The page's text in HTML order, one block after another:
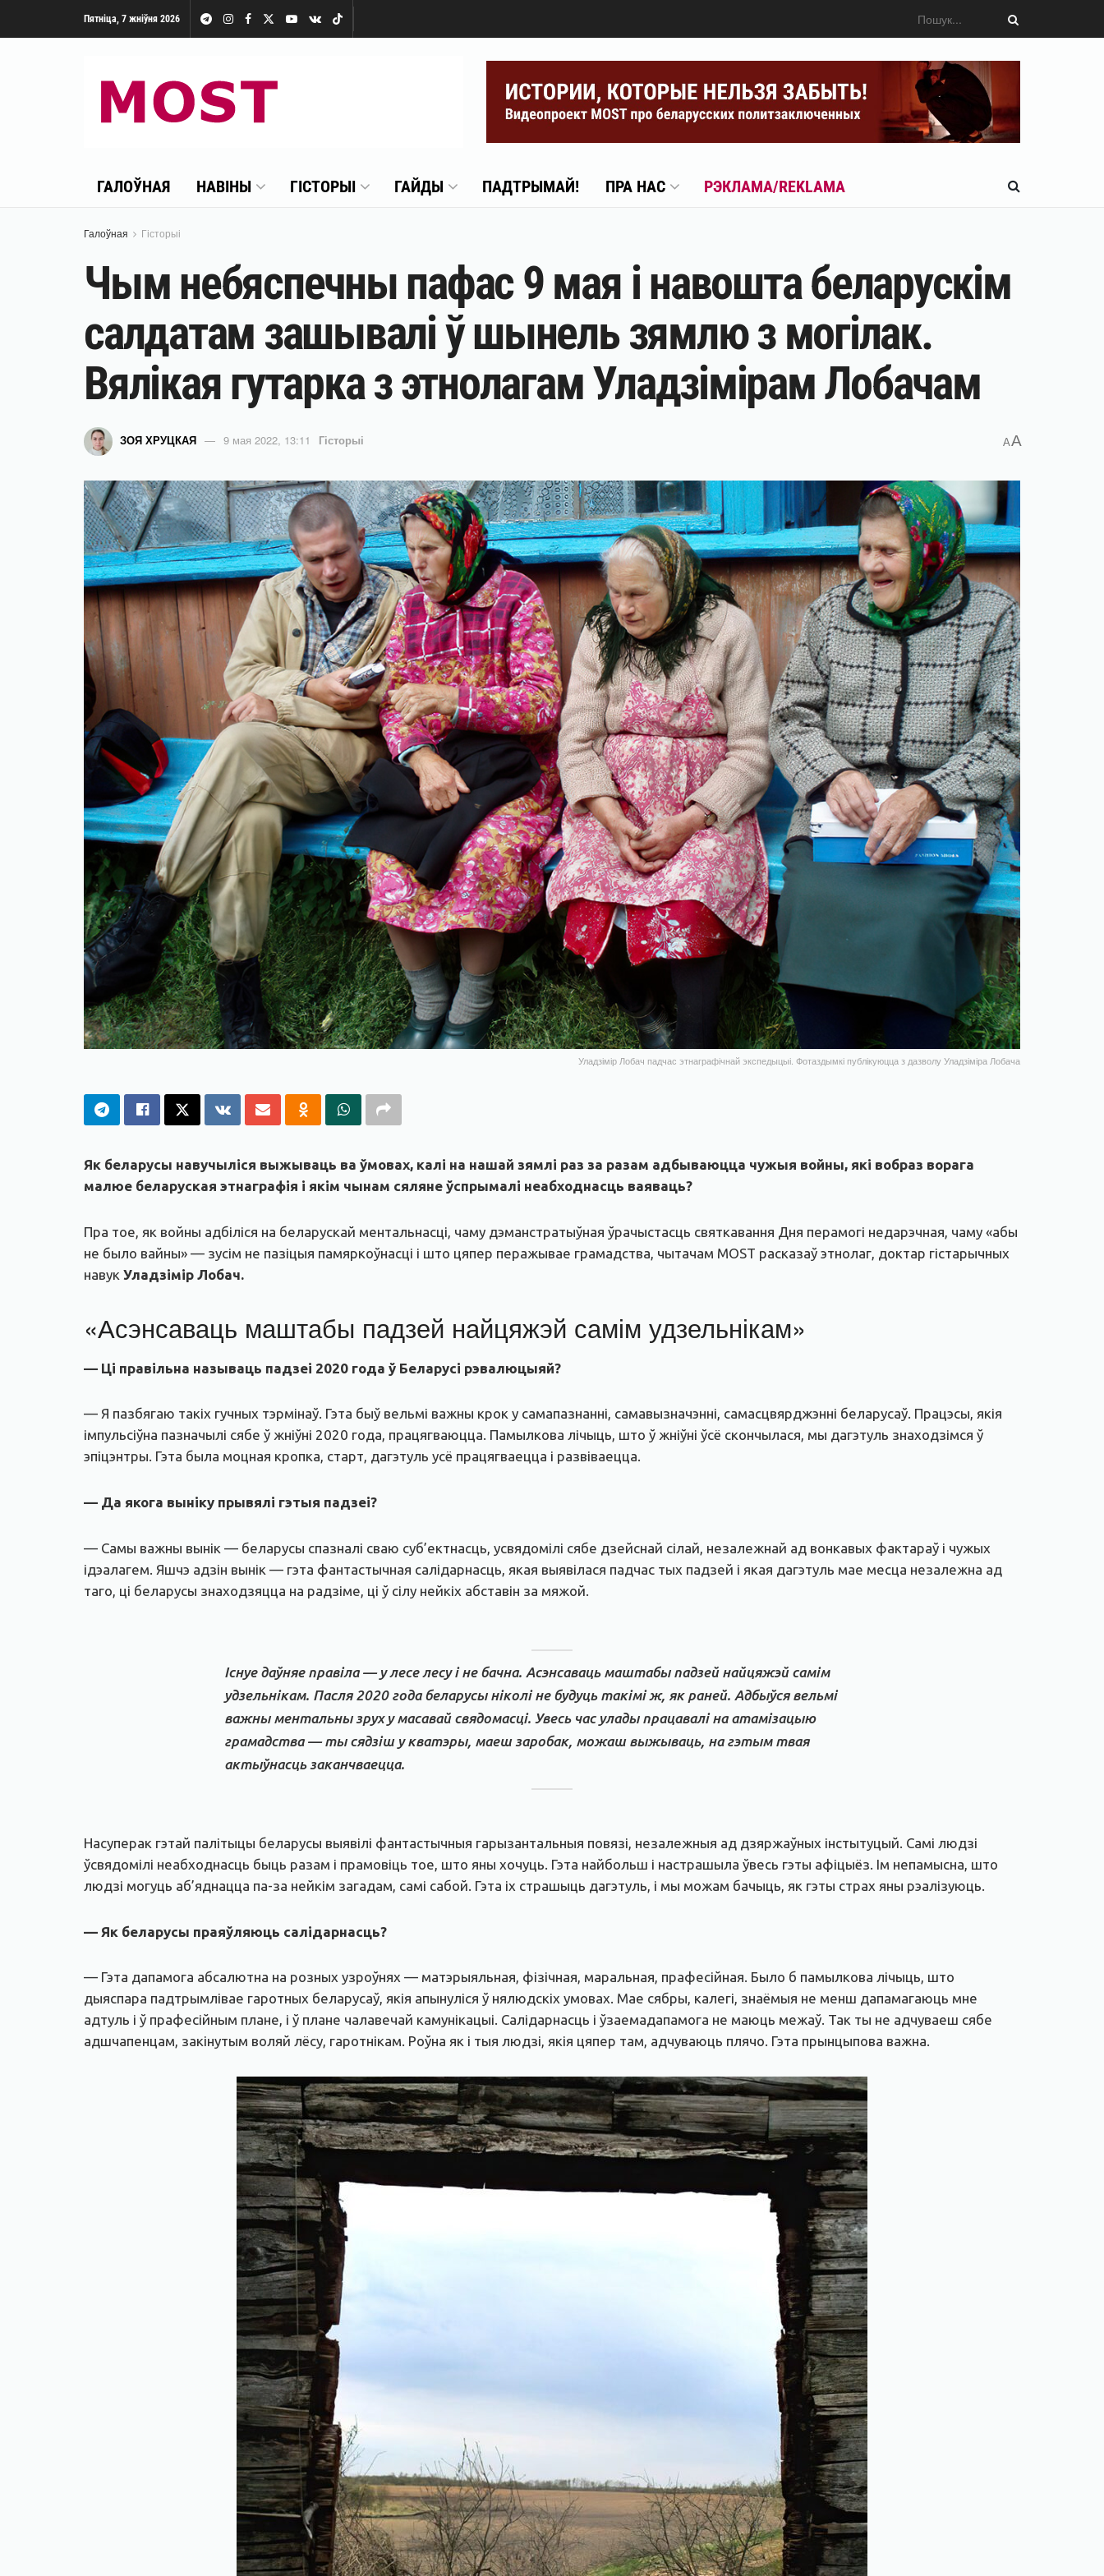
Пятніца, 7 жніўня 2026
ГАЛОЎНАЯ НАВІНЫ ГІСТОРЫІ ГАЙДЫ ПАДТРЫМАЙ! ПРА НАС РЭКЛАМА/REKLAMA
Галоўная Гісторыі
Чым небяспечны пафас 9 мая і навошта беларускім
салдатам зашывалі ў шынель зямлю з могілак.
Вялікая гутарка з этнолагам Уладзімірам Лобачам
ЗОЯ ХРУЦКАЯ 9 мая 2022, 13:11 Гісторыі AA
Уладзімір Лобач падчас этнаграфічнай экспедыцыі. Фотаздымкі публікуюцца з дазволу Уладзіміра Лобача
Як беларусы навучыліся выжываць ва ўмовах, калі на нашай зямлі раз за разам адбываюцца чужыя войны, які вобраз ворага
малюе беларуская этнаграфія і якім чынам сяляне ўспрымалі неабходнасць ваяваць?
Пра тое, як войны адбіліся на беларускай ментальнасці, чаму дэманстратыўная ўрачыстасць святкавання Дня перамогі недарэчная, чаму «абы
не было вайны» — зусім не пазіцыя памяркоўнасці і што цяпер перажывае грамадства, чытачам MOST расказаў этнолаг, доктар гістарычных
навук Уладзімір Лобач.
«Асэнсаваць маштабы падзей найцяжэй самім удзельнікам»
— Ці правільна называць падзеі 2020 года ў Беларусі рэвалюцыяй?
— Я пазбягаю такіх гучных тэрмінаў. Гэта быў вельмі важны крок у самапазнанні, самавызначэнні, самасцвярджэнні беларусаў. Працэсы, якія
імпульсіўна пазначылі сябе ў жніўні 2020 года, працягваюцца. Памылкова лічыць, што ў жніўні ўсё скончылася, мы дагэтуль знаходзімся ў
эпіцэнтры. Гэта была моцная кропка, старт, дагэтуль усё працягваецца і развіваецца.
— Да якога выніку прывялі гэтыя падзеі?
— Самы важны вынік — беларусы спазналі сваю суб’ектнасць, усвядомілі сябе дзейснай сілай, незалежнай ад вонкавых фактараў і чужых
ідэалагем. Яшчэ адзін вынік — гэта фантастычная салідарнасць, якая выявілася падчас тых падзей і якая дагэтуль мае месца незалежна ад
таго, ці беларусы знаходзяцца на радзіме, ці ў сілу нейкіх абставін за мяжой.
Існуе даўняе правіла — у лесе лесу і не бачна. Асэнсаваць маштабы падзей найцяжэй самім
удзельнікам. Пасля 2020 года беларусы ніколі не будуць такімі ж, як раней. Адбыўся вельмі
важны ментальны зрух у масавай свядомасці. Увесь час улады працавалі на атамізацыю
грамадства — ты сядзіш у кватэры, маеш заробак, можаш выжываць, на гэтым твая
актыўнасць заканчваецца.
Насуперак гэтай палітыцы беларусы выявілі фантастычныя гарызантальныя повязі, незалежныя ад дзяржаўных інстытуцый. Самі людзі
ўсвядомілі неабходнасць быць разам і прамовіць тое, што яны хочуць. Гэта найбольш і настрашыла ўвесь гэты афіцыёз. Ім непамысна, што
людзі могуць аб’яднацца па-за нейкім загадам, самі сабой. Гэта іх страшыць дагэтуль, і мы можам бачыць, як гэты страх яны рэалізуюць.
— Як беларусы праяўляюць салідарнасць?
— Гэта дапамога абсалютна на розных узроўнях — матэрыяльная, фізічная, маральная, прафесійная. Было б памылкова лічыць, што
дыяспара падтрымлівае гаротных беларусаў, якія апынуліся ў нялюдскіх умовах. Мае сябры, калегі, знаёмыя не менш дапамагаюць мне
адтуль і ў прафесійным плане, і ў плане чалавечай камунікацыі. Салідарнасць і ўзаемадапамога не маюць межаў. Так ты не адчуваеш сябе
адшчапенцам, закінутым воляй лёсу, гаротнікам. Роўна як і тыя людзі, якія цяпер там, адчуваюць плячо. Гэта прынцыпова важна.